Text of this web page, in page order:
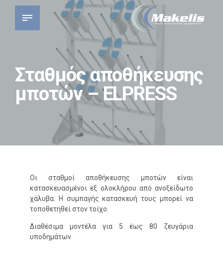
Σταθμός αποθήκευσης
μποτών – ELPRESS
Οι σταθμοί αποθήκευσης μποτών είναι
κατασκευασμένοι εξ ολοκλήρου από ανοξείδωτο
χάλυβα. Η συμπαγής κατασκευή τους μπορεί να
τοποθετηθεί στον τοίχο.
Διαθέσιμα μοντέλα για 5 έως 80 ζευγάρια
υποδημάτων.